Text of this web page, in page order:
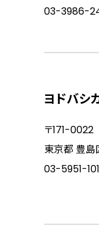
03-3986-
ヨドバシ
〒171-0022
東京都 豊
03-5951-